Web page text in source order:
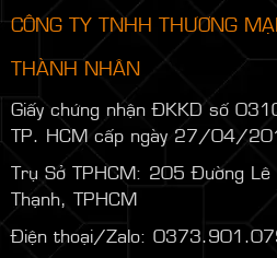
CÔNG TY TNHH THƯƠNG
THÀNH NHÂN
Giấy chứng nhận ĐKKD số
TP. HCM cấp ngày 27/04/
Trụ Sở TPHCM: 205 Đường Lê
Thạnh, TPHCM
Điện thoại/Zalo: